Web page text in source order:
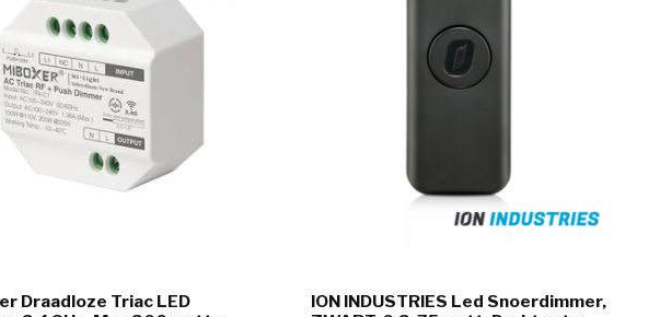
Draadloze Triac LED
ION INDUSTRIES Led Snoerdimmer,